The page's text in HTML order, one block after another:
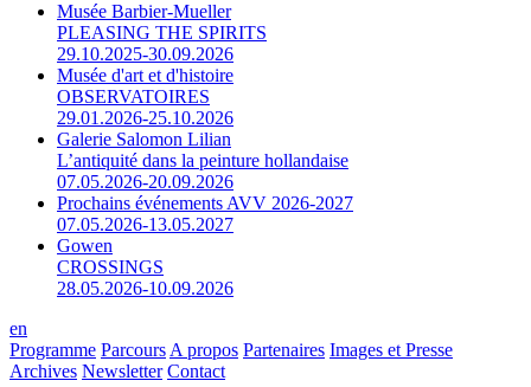
Musée Barbier-Mueller
PLEASING THE SPIRITS
29.10.2025-30.09.2026
Musée d'art et d'histoire
OBSERVATOIRES
29.01.2026-25.10.2026
Galerie Salomon Lilian
L’antiquité dans la peinture hollandaise
07.05.2026-20.09.2026
Prochains événements AVV 2026-2027
07.05.2026-13.05.2027
Gowen
CROSSINGS
28.05.2026-10.09.2026
en
Programme Parcours A propos Partenaires Images et Presse
Archives Newsletter Contact